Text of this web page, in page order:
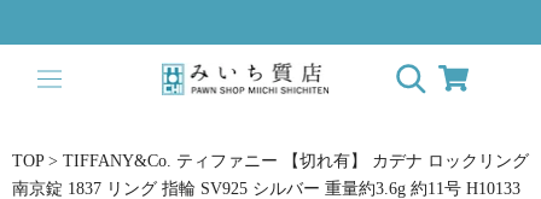
キ
て
コ
TOP > TIFFANY&Co. ティファニー 【切れ有】 カデナ ロックリング
南京錠 1837 リング 指輪 SV925 シルバー 重量約3.6g 約11号 H10133